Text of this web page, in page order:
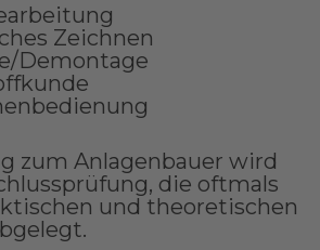
Zeichnen
Demontage
zum Anlagenbauer wird
die oftmals
und theoretischen